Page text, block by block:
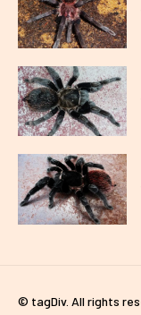
© tagDiv. All rights